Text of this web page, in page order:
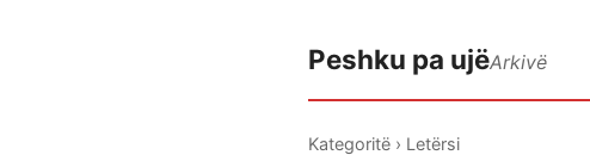
Peshku pa ujëArkivë
Kategoritë › Letërsi